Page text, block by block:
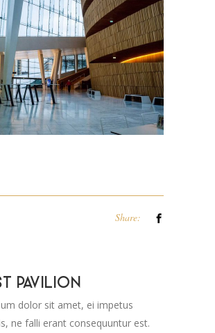
Share:
PAVILION
dolor sit amet, ei impetus
ne falli erant consequuntur est.